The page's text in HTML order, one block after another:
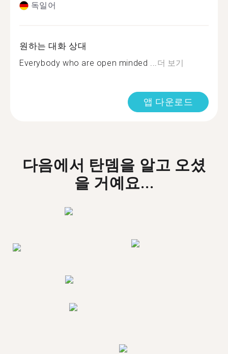
독일어
원하는 대화 상대
Everybody who are open minded ...더 보기
앱 다운로드
다음에서 탄뎀을 알고 오셨
을 거예요...